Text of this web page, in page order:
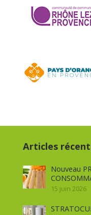
Articles
Nouveau
15 juin 2026